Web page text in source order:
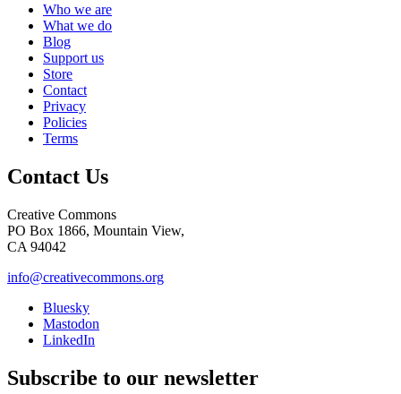
Who we are
What we do
Blog
Support us
Store
Contact
Privacy
Policies
Terms
Contact Us
Creative Commons
PO Box 1866, Mountain View,
CA 94042
info@creativecommons.org
Bluesky
Mastodon
LinkedIn
Subscribe to our newsletter